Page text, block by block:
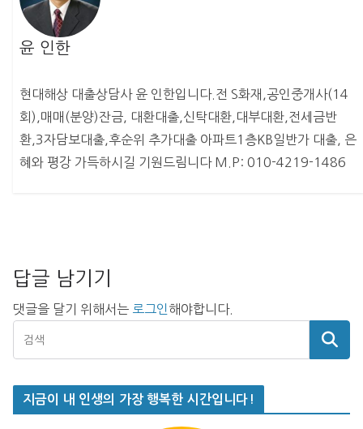
윤 인한
현대해상 대출상담사 윤 인한입니다.전 S화재,공인중개사(14
회),매매(분양)잔금, 대환대출,신탁대환,대부대환,전세금반
환,3자담보대출,후순위 추가대출 아파트1층KB일반가 대출, 은
혜와 평강 가득하시길 기원드림니다 M.P: 010-4219-1486
답글 남기기
댓글을 달기 위해서는 로그인 해야합니다.
지금이 내 인생의 가장 행복한 시간입니다!